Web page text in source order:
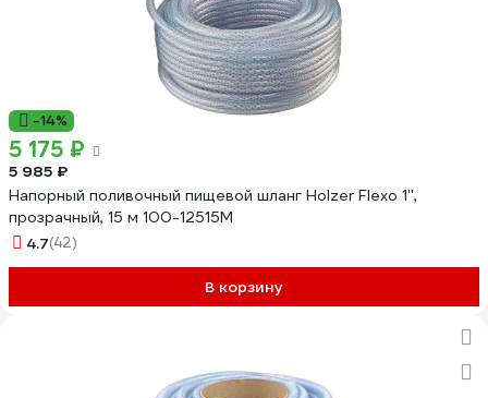
-14%
5 175 ₽
5 985 ₽
Напорный поливочный пищевой шланг Holzer Flexo 1'',
прозрачный, 15 м 100-12515M
4.7(42)
В корзину